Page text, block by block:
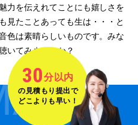
力を伝えれてことにも嬉しさを
見たことあっても生は・・・と
色は素晴らしいものです。みな
いてみませんか？
30分以内
の見積もり提出で
どこよりも早い！